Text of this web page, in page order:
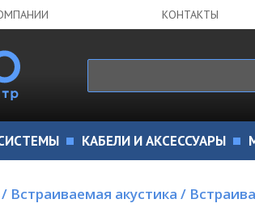
КОНТАКТЫ
КАБЕЛИ И АКСЕССУАРЫ
/ Встраиваемая акустика /